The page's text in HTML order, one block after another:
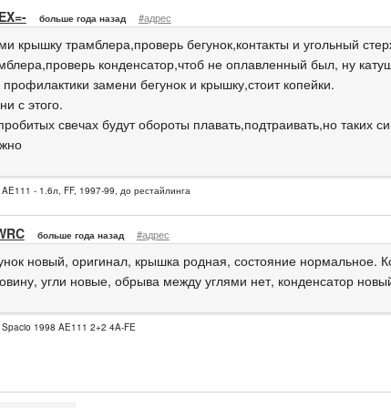
больше года назад #адрес
крышку трамблера,проверь бегунок,контакты и угольный
конденсатор,чтоб не оплавленный был, ну
замени бегунок и крышку,стоит копейки.
с этого.
свечах будут обороты плавать,подтраивать,но таких
- 1.6л, FF, 1997-99, до рестайлинга
больше года назад #адрес
новый, оригинал, крышка родная, состояние нормальное.
угли новые, обрыва между углями нет, конденсатор
Spacio 1998 AE111 2+2 4A-FE